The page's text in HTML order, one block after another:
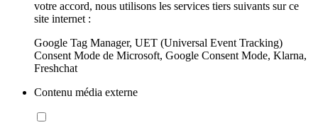
votre accord, nous utilisons les services tiers suivants sur ce
site internet :
Google Tag Manager, UET (Universal Event Tracking)
Consent Mode de Microsoft, Google Consent Mode, Klarna,
Freshchat
Contenu média externe